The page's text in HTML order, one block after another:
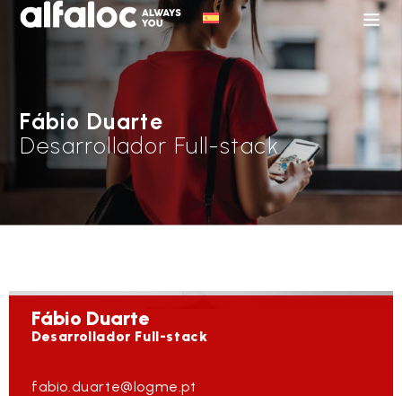
Fábio Duarte
Desarrollador Full-stack
Fábio Duarte
Desarrollador Full-stack
fabio.duarte@logme.pt